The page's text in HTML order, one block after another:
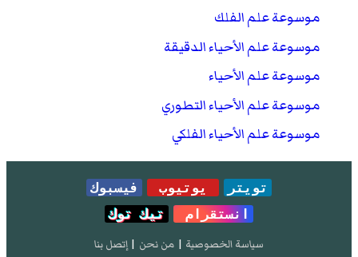
موسوعة علم الفلك
موسوعة علم الأحياء الدقيقة
موسوعة علم الأحياء
موسوعة علم الأحياء التطوري
موسوعة علم الأحياء الفلكي
تويتر يوتيوب
فيسبوك
انستقرام
تيك توك
سياسة الخصوصية | من نحن | إتصل بنا